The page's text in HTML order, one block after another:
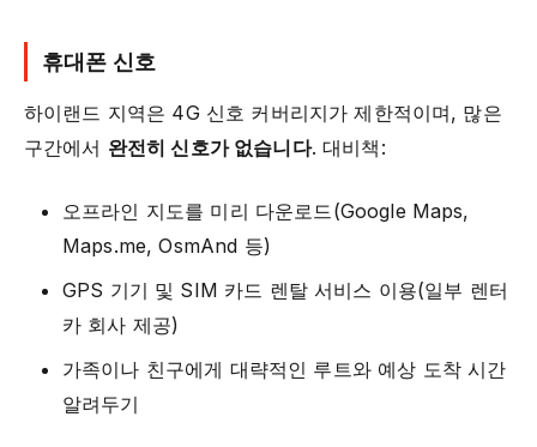
휴대폰 신호
하이랜드 지역은 4G 신호 커버리지가 제한적이며, 많은
구간에서 완전히 신호가 없습니다. 대비책:
오프라인 지도를 미리 다운로드(Google Maps,
Maps.me, OsmAnd 등)
GPS 기기 및 SIM 카드 렌탈 서비스 이용(일부 렌터
카 회사 제공)
가족이나 친구에게 대략적인 루트와 예상 도착 시간
알려두기